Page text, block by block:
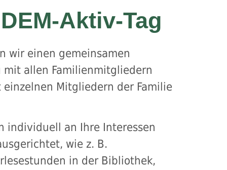
Aktiv-Tag
wir einen gemeinsamen
mit allen Familienmitgliedern
Mitgliedern der Familie
individuell an Ihre Interessen
wie z. B.
in der Bibliothek,